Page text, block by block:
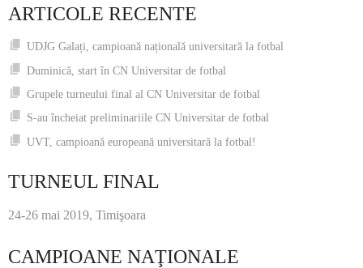
ARTICOLE RECENTE
UDJG Galați, campioană națională universitară la fotbal
Duminică, start în CN Universitar de fotbal
Grupele turneului final al CN Universitar de fotbal
S-au încheiat preliminariile CN Universitar de fotbal
UVT, campioană europeană universitară la fotbal!
TURNEUL FINAL
24-26 mai 2019, Timişoara
CAMPIOANE NAŢIONALE